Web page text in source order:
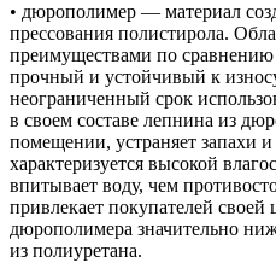
• дюрополимер — материал
прессования полистирола.
преимуществами по сравнению
прочный и устойчивый к
неограниченный срок
в своем составе лепнина из
помещении, устраняет запахи
характеризуется высокой
впитывает воду, чем
привлекает покупателей
дюрополимера значительно
из полиуретана.